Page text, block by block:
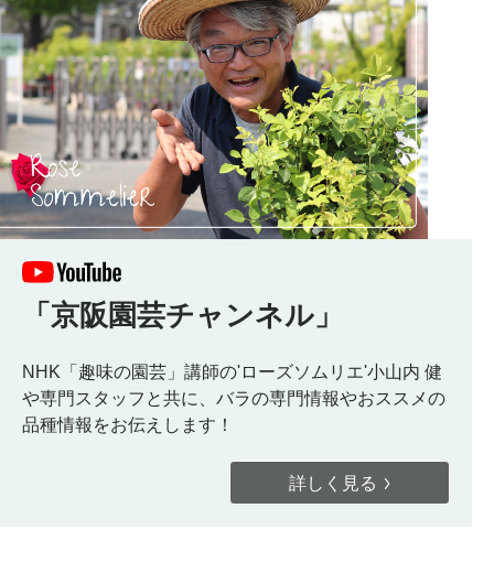
「京阪園芸チャンネル」
NHK「趣味の園芸」講師の'ローズソムリエ'小山内 健
や専門スタッフと共に、バラの専門情報やおススメの
品種情報をお伝えします！
詳しく見る